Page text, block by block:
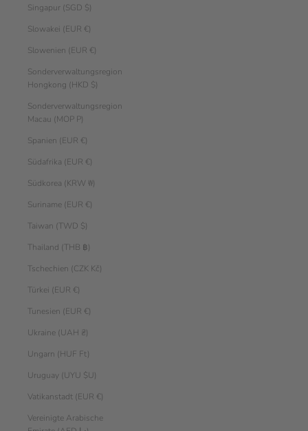
Singapur (SGD $)
Slowakei (EUR €)
Slowenien (EUR €)
Sonderverwaltungsregion
Hongkong (HKD $)
Sonderverwaltungsregion
Macau (MOP P)
Spanien (EUR €)
Südafrika (EUR €)
Südkorea (KRW ₩)
Suriname (EUR €)
Taiwan (TWD $)
Thailand (THB ฿)
Tschechien (CZK Kč)
Türkei (EUR €)
Tunesien (EUR €)
Ukraine (UAH ₴)
Ungarn (HUF Ft)
Uruguay (UYU $U)
Vatikanstadt (EUR €)
Vereinigte Arabische